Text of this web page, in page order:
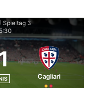
Spieltag 3
Cagliari